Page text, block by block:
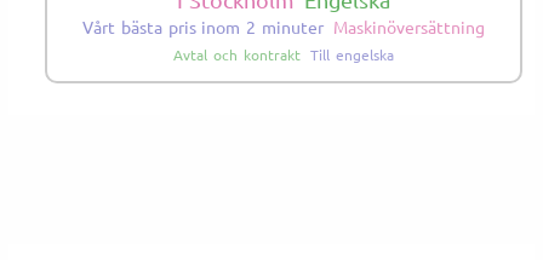
Vårt bästa pris inom 2 minuter Maskinöversättning
Avtal och kontrakt Till engelska